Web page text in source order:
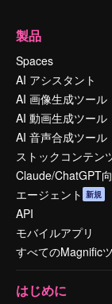
製品
Spaces
AI アシスタント
AI 画像生成ツール
AI 動画生成ツール
AI 音声合成ツール
ストックコンテン
Claude/ChatGPT
エージェント 新規
API
モバイルアプリ
すべてのMagnific
はじめに